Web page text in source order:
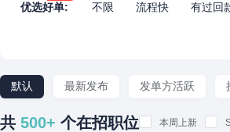
优选好单: 不限 流程快 有过回
默认 最新发布 发单方活跃
共 500+ 个在招职位 本周上新